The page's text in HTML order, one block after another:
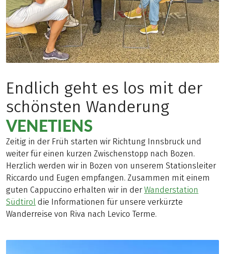
Endlich geht es los mit der
schönsten Wanderung
VENETIENS
Zeitig in der Früh starten wir Richtung Innsbruck und
weiter für einen kurzen Zwischenstopp nach Bozen.
Herzlich werden wir in Bozen von unserem Stationsleiter
Riccardo und Eugen empfangen. Zusammen mit einem
guten Cappuccino erhalten wir in der Wanderstation
Südtirol die Informationen für unsere verkürzte
Wanderreise von Riva nach Levico Terme.